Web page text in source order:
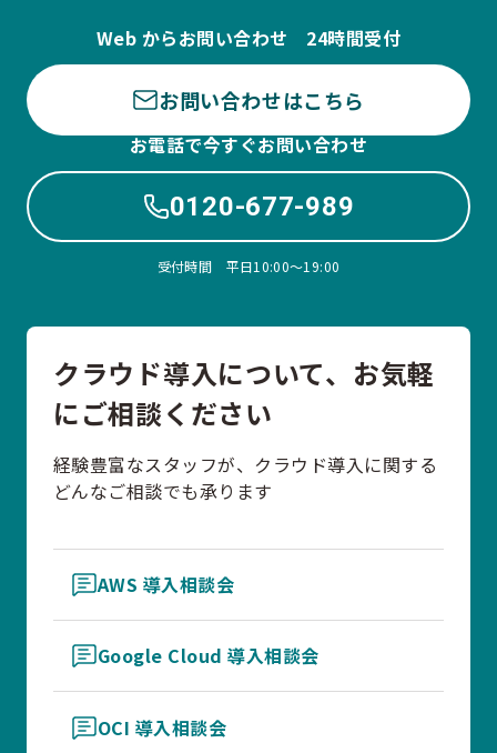
Web からお問い合わせ 24時間受付
お問い合わせはこちら
お電話で今すぐお問い合わせ
0120-677-989
受付時間 平日10:00〜19:00
クラウド導入について、お気軽
にご相談ください
経験豊富なスタッフが、クラウド導入に関する
どんなご相談でも承ります
AWS 導入相談会
Google Cloud 導入相談会
OCI 導入相談会